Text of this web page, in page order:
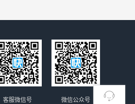
微信公众号
客服微信号